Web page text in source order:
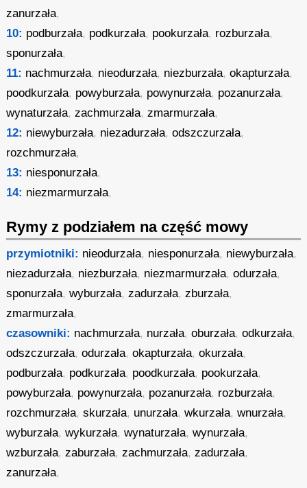
zanurzała,
10: podburzała, podkurzała, pookurzała, rozburzała,
sponurzała,
11: nachmurzała, nieodurzała, niezburzała,okapturzała,
poodkurzała, powyburzała, powynurzała, pozanurzała,
wynaturzała,zachmurzała,zmarmurzała,
12: niewyburzała, niezadurzała,odszczurzała,
rozchmurzała,
13: niesponurzała,
14: niezmarmurzała,
Rymy z podziałem na część mowy
przymiotniki: nieodurzała, niesponurzała, niewyburzała,
niezadurzała, niezburzała, niezmarmurzała,odurzała,
sponurzała,wyburzała,zadurzała,zburzała,
zmarmurzała,
czasowniki: nachmurzała, nurzała,oburzała,odkurzała,
odszczurzała,odurzała,okapturzała,okurzała,
podburzała, podkurzała, poodkurzała, pookurzała,
powyburzała, powynurzała, pozanurzała, rozburzała,
rozchmurzała,skurzała, unurzała,wkurzała,wnurzała,
wyburzała,wykurzała,wynaturzała,wynurzała,
wzburzała,zaburzała,zachmurzała,zadurzała,
zanurzała,